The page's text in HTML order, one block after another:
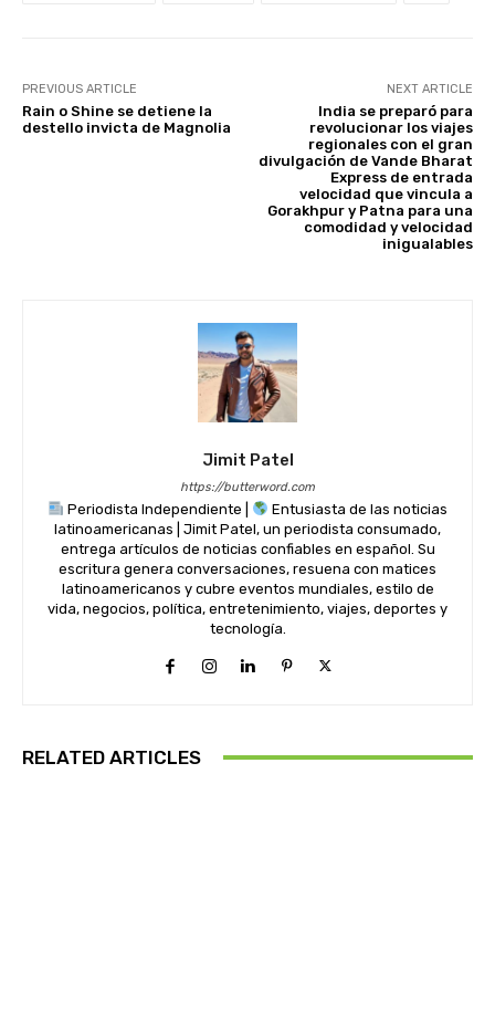
PREVIOUS ARTICLE
Rain o Shine se detiene la
destello invicta de Magnolia
NEXT ARTICLE
India se preparó para
revolucionar los viajes
regionales con el gran
divulgación de Vande Bharat
Express de entrada
velocidad que vincula a
Gorakhpur y Patna para una
comodidad y velocidad
inigualables
Jimit Patel
https://butterword.com
Periodista Independiente |
Entusiasta de las noticias
latinoamericanas | Jimit Patel, un periodista consumado,
entrega artículos de noticias confiables en español. Su
escritura genera conversaciones, resuena con matices
latinoamericanos y cubre eventos mundiales, estilo de
vida, negocios, política, entretenimiento, viajes, deportes y
tecnología.
RELATED ARTICLES